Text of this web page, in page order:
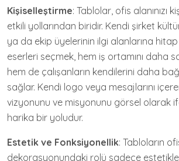
Kişiselleştirme: Tablolar, ofis alanınızı
etkili yollarından biridir. Kendi şirket
ya da ekip üyelerinin ilgi alanlarına
eserleri seçmek, hem iş ortamını daha
hem de çalışanların kendilerini daha
sağlar. Kendi logo veya mesajlarını
vizyonunu ve misyonunu görsel olarak
harika bir yoludur.
Estetik ve Fonksiyonellik: Tabloların
dekorasyonundaki rolü sadece estetikle